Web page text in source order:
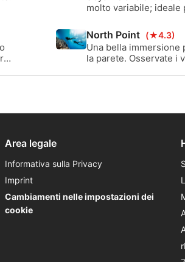
molto variabile;
un'unica piccola area.
North Point (★4.3)
Una bella immersione
la parete. Osservate i
Area legale
Informativa sulla Privacy
Imprint
Cambiamenti nelle impostazioni dei
cookie